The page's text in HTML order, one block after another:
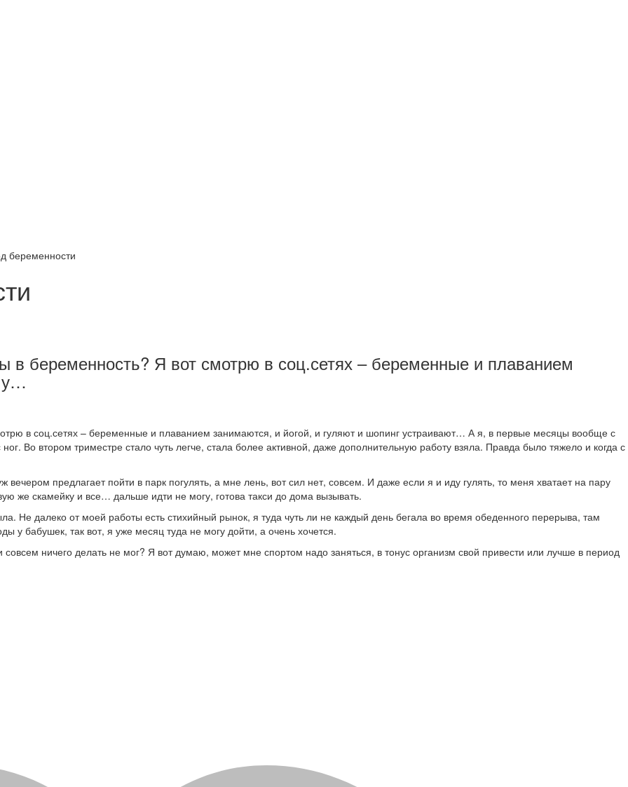
беременности
в беременность? Я вот смотрю в соц.сетях – беременные и плаванием
у…
в соц.сетях – беременные и плаванием занимаются, и йогой, и гуляют и шопинг устраивают… А я, в первые месяцы вообще с
Во втором триместре стало чуть легче, стала более активной, даже дополнительную работу взяла. Правда было тяжело и когда с
предлагает пойти в парк погулять, а мне лень, вот сил нет, совсем. И даже если я и иду гулять, то меня хватает на пару
же скамейку и все… дальше идти не могу, готова такси до дома вызывать.
Не далеко от моей работы есть стихийный рынок, я туда чуть ли не каждый день бегала во время обеденного перерыва, там
у бабушек, так вот, я уже месяц туда не могу дойти, а очень хочется.
ничего делать не мог? Я вот думаю, может мне спортом надо заняться, в тонус организм свой привести или лучше в период